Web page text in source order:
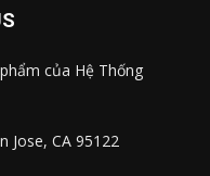
của Hệ Thống
Jose, CA 95122